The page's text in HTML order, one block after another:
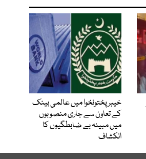
خیبرپختونخوا میں عالمی بینک
کے تعاون سے جاری منصوبوں
میں مبینہ بے ضابطگیوں کا
انکشاف